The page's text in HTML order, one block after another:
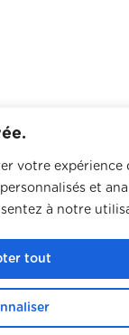
votre expérience
et
à notre
tout